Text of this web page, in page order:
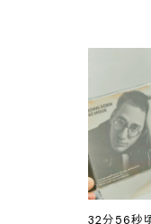
32分56秒